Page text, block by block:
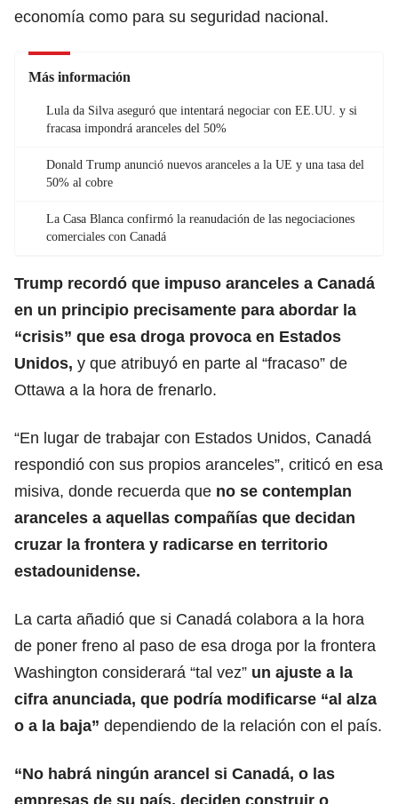
economía como para su seguridad nacional.
Más información
Lula da Silva aseguró que intentará negociar con EE.UU. y si
fracasa impondrá aranceles del 50%
Donald Trump anunció nuevos aranceles a la UE y una tasa del
50% al cobre
La Casa Blanca confirmó la reanudación de las negociaciones
comerciales con Canadá
Trump recordó que impuso aranceles a Canadá
en un principio precisamente para abordar la
“crisis” que esa droga provoca en Estados
Unidos, y que atribuyó en parte al “fracaso” de
Ottawa a la hora de frenarlo.
“En lugar de trabajar con Estados Unidos, Canadá
respondió con sus propios aranceles”, criticó en esa
misiva, donde recuerda que no se contemplan
aranceles a aquellas compañías que decidan
cruzar la frontera y radicarse en territorio
estadounidense.
La carta añadió que si Canadá colabora a la hora
de poner freno al paso de esa droga por la frontera
Washington considerará “tal vez” un ajuste a la
cifra anunciada, que podría modificarse “al alza
o a la baja” dependiendo de la relación con el país.
“No habrá ningún arancel si Canadá, o las
empresas de su país, deciden construir o